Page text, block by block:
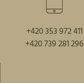
+420 353 972 411
+420 739 281 296